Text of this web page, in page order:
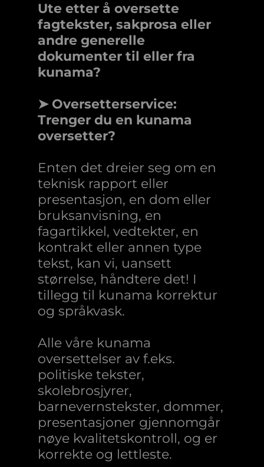
Ute etter å oversette
fagtekster, sakprosa eller
andre generelle
dokumenter til eller fra
kunama?
➤ Oversetterservice:
Trenger du en kunama
oversetter?
Enten det dreier seg om en
teknisk rapport eller
presentasjon, en dom eller
bruksanvisning, en
fagartikkel, vedtekter, en
kontrakt eller annen type
tekst, kan vi, uansett
størrelse, håndtere det! I
tillegg til kunama korrektur
og språkvask.
Alle våre kunama
oversettelser av f.eks.
politiske tekster,
skolebrosjyrer,
barnevernstekster, dommer,
presentasjoner gjennomgår
nøye kvalitetskontroll, og er
korrekte og lettleste.